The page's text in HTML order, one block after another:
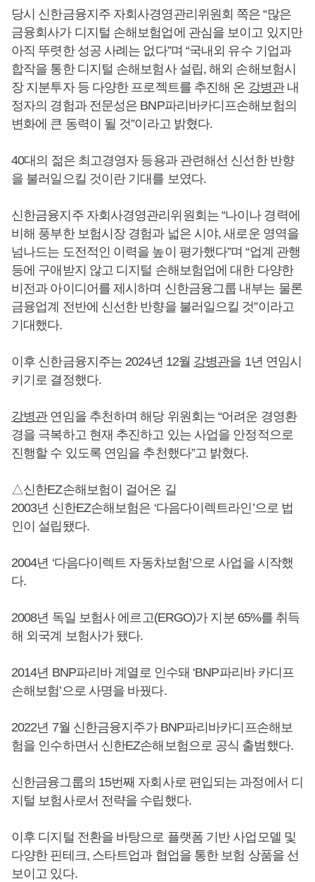
당시 신한금융지주 자회사경영관리위원회 쪽은 “많은
금융회사가 디지털 손해보험업에 관심을 보이고 있지만
아직 뚜렷한 성공 사례는 없다”며 “국내외 유수 기업과
합작을 통한 디지털 손해보험사 설립, 해외 손해보험시
장 지분투자 등 다양한 프로젝트를 추진해 온 강병관내
정자의 경험과 전문성은 BNP파리바카디프손해보험의
변화에 큰 동력이 될 것”이라고 밝혔다.
40대의 젊은 최고경영자 등용과 관련해선 신선한 반향
을 불러일으킬 것이란 기대를 보였다.
신한금융지주 자회사경영관리위원회는 “나이나 경력에
비해 풍부한 보험시장 경험과 넓은 시야, 새로운 영역을
넘나드는 도전적인 이력을 높이 평가했다”며 “업계 관행
등에 구애받지 않고 디지털 손해보험업에 대한 다양한
비전과 아이디어를 제시하며 신한금융그룹 내부는 물론
금융업계 전반에 신선한 반향을 불러일으킬 것”이라고
기대했다.
이후 신한금융지주는 2024년 12월 강병관을 1년 연임시
키기로 결정했다.
강병관연임을 추천하며 해당 위원회는 “어려운 경영환
경을 극복하고 현재 추진하고 있는 사업을 안정적으로
진행할 수 있도록 연임을 추천했다”고 밝혔다.
△신한EZ손해보험이 걸어온 길
2003년 신한EZ손해보험은 ‘다음다이렉트라인’으로 법
인이 설립됐다.
2004년 ‘다음다이렉트 자동차보험’으로 사업을 시작했
다.
2008년 독일 보험사 에르고(ERGO)가 지분 65%를 취득
해 외국계 보험사가 됐다.
2014년 BNP파리바 계열로 인수돼 ‘BNP파리바 카디프
손해보험’으로 사명을 바꿨다.
2022년 7월 신한금융지주가 BNP파리바카디프손해보
험을 인수하면서 신한EZ손해보험으로 공식 출범했다.
신한금융그룹의 15번째 자회사로 편입되는 과정에서 디
지털 보험사로서 전략을 수립했다.
이후 디지털 전환을 바탕으로 플랫폼 기반 사업모델 및
다양한 핀테크, 스타트업과 협업을 통한 보험 상품을 선
보이고 있다.